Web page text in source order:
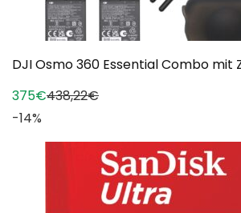
DJI Osmo 360 Essential Combo mit
375€438,22€
-14%